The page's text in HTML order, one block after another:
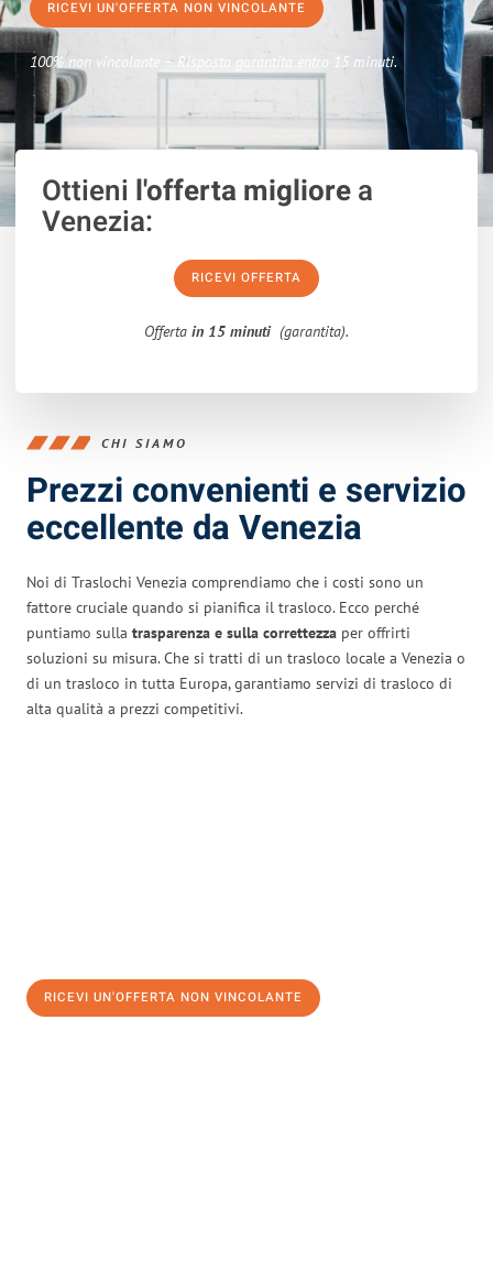
RICEVI UN'OFFERTA NON VINCOLANTE
100% non vincolante – Risposta garantita entro 15 minuti.
Ottieni l'offerta migliorea
Venezia:
RICEVI OFFERTA
Offerta in 15 minuti (garantita).
CHI SIAMO
Prezzi convenienti e servizio
eccellente da Venezia
Noi di Traslochi Venezia comprendiamo che i costi sono un
fattore cruciale quando si pianifica il trasloco. Ecco perché
puntiamo sulla trasparenza e sulla correttezza per offrirti
soluzioni su misura. Che si tratti di un trasloco locale a Venezia o
di un trasloco in tutta Europa, garantiamo servizi di trasloco di
alta qualità a prezzi competitivi.
RICEVI UN'OFFERTA NON VINCOLANTE